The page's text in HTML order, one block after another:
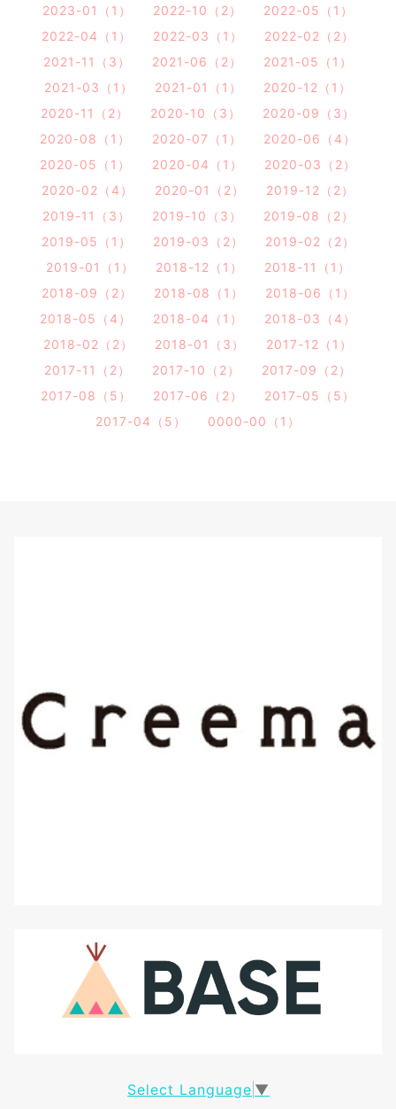
2023-01（1）
2022-10（2）
2022-05（1）
2022-04（1）
2022-03（1）
2022-02（2）
2021-11（3）
2021-06（2）
2021-05（1）
2021-03（1）
2021-01（1）
2020-12（1）
2020-11（2）
2020-10（3）
2020-09（3）
2020-08（1）
2020-07（1）
2020-06（4）
2020-05（1）
2020-04（1）
2020-03（2）
2020-02（4）
2020-01（2）
2019-12（2）
2019-11（3）
2019-10（3）
2019-08（2）
2019-05（1）
2019-03（2）
2019-02（2）
2019-01（1）
2018-12（1）
2018-11（1）
2018-09（2）
2018-08（1）
2018-06（1）
2018-05（4）
2018-04（1）
2018-03（4）
2018-02（2）
2018-01（3）
2017-12（1）
2017-11（2）
2017-10（2）
2017-09（2）
2017-08（5）
2017-06（2）
2017-05（5）
2017-04（5）
0000-00（1）
Select Language ▼